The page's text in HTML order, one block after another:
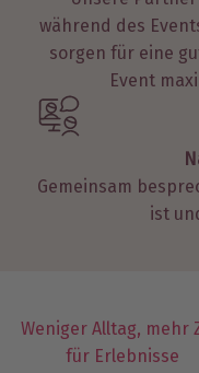
während des
sorgen für eine
Event
Gemeinsam
ist
Weniger Alltag, mehr
für Erlebnisse